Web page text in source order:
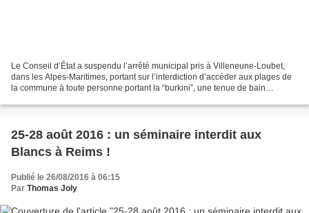
Le Conseil d’État a suspendu l’arrêté municipal pris à Villeneune-Loubet,
dans les Alpes-Maritimes, portant sur l’interdiction d’accéder aux plages de
la commune à toute personne portant la “burkini”, une tenue de bain
25-28 août 2016 : un séminaire interdit aux
Blancs à Reims !
Publié le 26/08/2016 à 06:15
Par Thomas Joly